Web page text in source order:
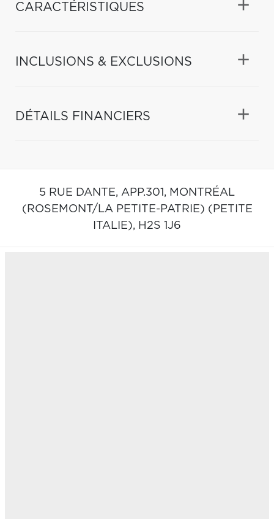
CARACTÉRISTIQUES
INCLUSIONS & EXCLUSIONS
DÉTAILS FINANCIERS
5 RUE DANTE, APP.301, MONTRÉAL
(ROSEMONT/LA PETITE-PATRIE) (PETITE
ITALIE), H2S 1J6